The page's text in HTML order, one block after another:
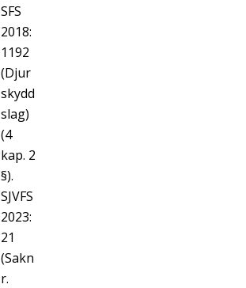
SFS
2018:
1192
(Djur
skydd
slag)
(4
kap. 2
§).
SJVFS
2023:
21
(Sakn
r.